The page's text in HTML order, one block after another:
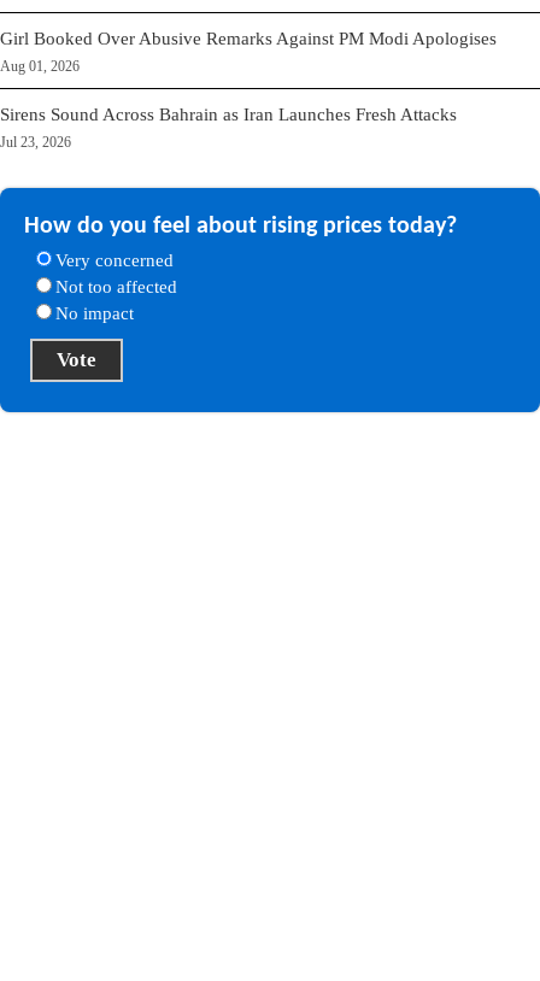
Girl Booked Over Abusive Remarks Against PM Modi Apologises
Aug 01, 2026
Sirens Sound Across Bahrain as Iran Launches Fresh Attacks
Jul 23, 2026
How do you feel about rising prices today?
Very concerned
Not too affected
No impact